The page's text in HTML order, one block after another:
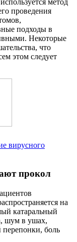
проведения
подходы в
Некоторые
что
этом следует
вирусного
прокол
на
катаральный
шум в ушах,
перепонки, боль